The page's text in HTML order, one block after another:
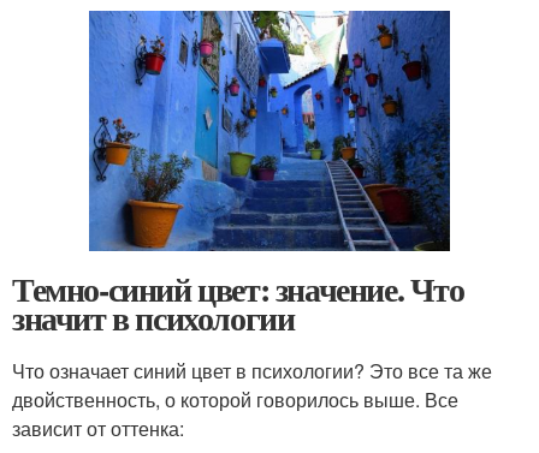
Темно-синий цвет: значение. Что
значит в психологии
Что означает синий цвет в психологии? Это все та же
двойственность, о которой говорилось выше. Все
зависит от оттенка: